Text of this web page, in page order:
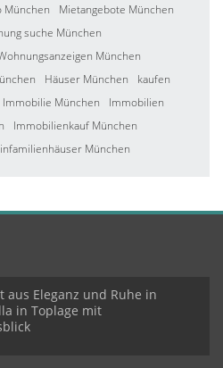
München
Mietangebote München
suche München
München
Häuser München
kaufen
Immobilie München
Immobilien
Immobilienkauf München
München
aus Eleganz und Ruhe in
in Toplage mit